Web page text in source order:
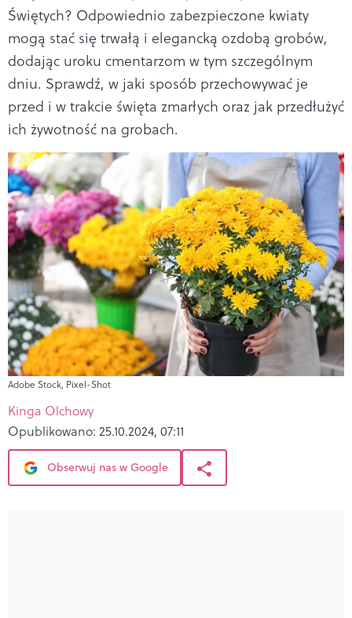
Świętych? Odpowiednio zabezpieczone kwiaty
mogą stać się trwałą i elegancką ozdobą grobów,
dodając uroku cmentarzom w tym szczególnym
dniu. Sprawdź, w jaki sposób przechowywać je
przed i w trakcie święta zmarłych oraz jak przedłużyć
ich żywotność na grobach.
Adobe Stock, Pixel-Shot
Kinga Olchowy
Opublikowano: 25.10.2024, 07:11
Obserwuj nas w Google